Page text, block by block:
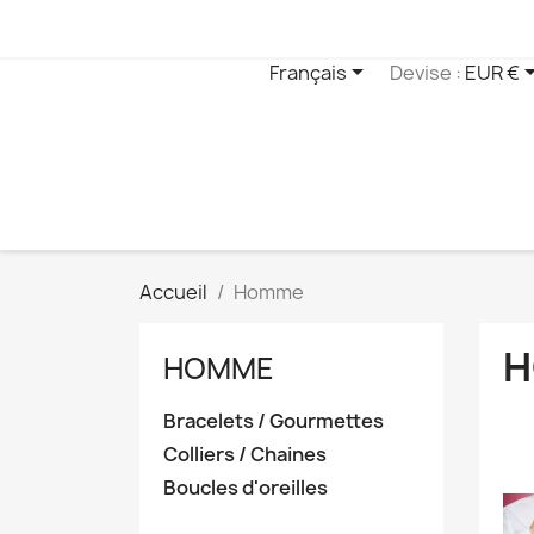
Français Devise : EUR €
Accueil Homme
HOMME
Bracelets / Gourmettes
Colliers / Chaines
Boucles d'oreilles